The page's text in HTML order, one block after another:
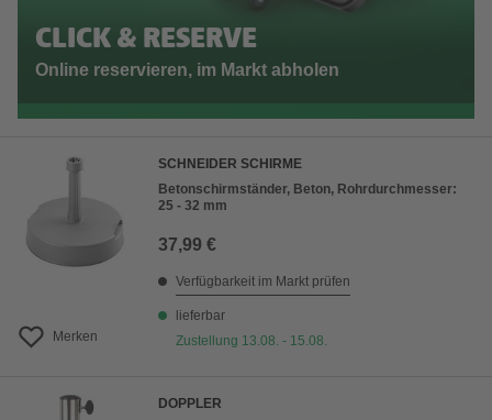
CLICK & RESERVE
Online reservieren, im Markt abholen
Merken
SCHNEIDER SCHIRME
Betonschirmständer, Beton, Rohrdurchmesser:
25 - 32 mm
37,99 €
Verfügbarkeit im Markt prüfen
lieferbar
Zustellung 13.08. - 15.08.
DOPPLER